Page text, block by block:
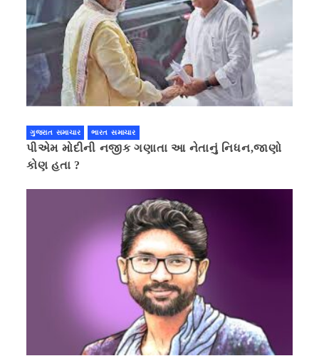
ગુજરાત સમાચાર ભારત સમાચાર
પીએમ મોદીની નજીક ગણાતા આ નેતાનું નિધન,જાણો
કોણ હતા ?